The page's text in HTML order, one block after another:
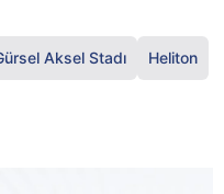
Aksel Stadı Heliton